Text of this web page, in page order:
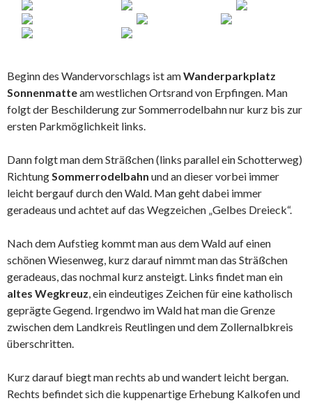
Beginn des Wandervorschlags ist amWanderparkplatz
Sonnenmatteam westlichen Ortsrand von Erpfingen. Man
folgt der Beschilderung zur Sommerrodelbahn nur kurz bis zur
ersten Parkmöglichkeit links.
Dann folgt man dem Sträßchen (links parallel ein Schotterweg)
RichtungSommerrodelbahn und an dieser vorbei immer
leicht bergauf durch den Wald. Man geht dabei immer
geradeaus und achtet auf das Wegzeichen „Gelbes Dreieck“.
Nach dem Aufstieg kommt man aus dem Wald auf einen
schönen Wiesenweg, kurz darauf nimmt man das Sträßchen
geradeaus, das nochmal kurz ansteigt. Links findet man ein
altes Wegkreuz, ein eindeutiges Zeichen für eine katholisch
geprägte Gegend. Irgendwo im Wald hat man die Grenze
zwischen dem Landkreis Reutlingen und dem Zollernalbkreis
überschritten.
Kurz darauf biegt man rechts ab und wandert leicht bergan.
Rechts befindet sich die kuppenartige Erhebung Kalkofen und